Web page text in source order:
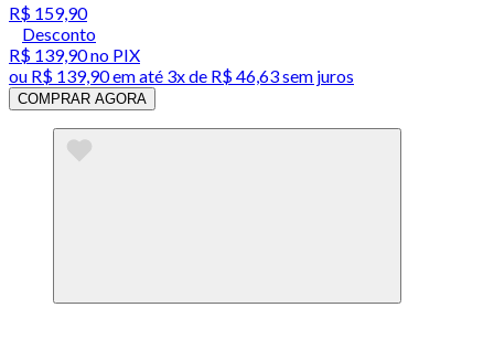
R$ 159,90
Desconto
R$ 139,90no PIX
ou R$ 139,90em até 3x de R$ 46,63 sem juros
COMPRAR AGORA